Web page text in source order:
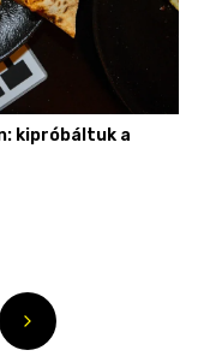
kipróbáltuk a